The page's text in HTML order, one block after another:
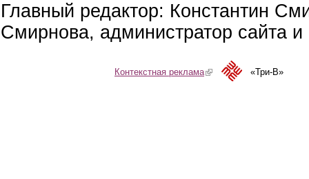
Главный редактор: Константин
Смирнова, администратор сайта
Контекстная реклама(link is external)«Три-В»